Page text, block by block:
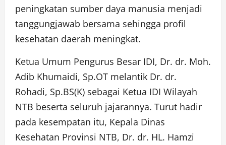
peningkatan sumber daya manusia menjadi
tanggungjawab bersama sehingga profil
kesehatan daerah meningkat.
Ketua Umum Pengurus Besar IDI, Dr. dr. Moh.
Adib Khumaidi, Sp.OT melantik Dr. dr.
Rohadi, Sp.BS(K) sebagai Ketua IDI Wilayah
NTB beserta seluruh jajarannya. Turut hadir
pada kesempatan itu, Kepala Dinas
Kesehatan Provinsi NTB, Dr. dr. HL. Hamzi